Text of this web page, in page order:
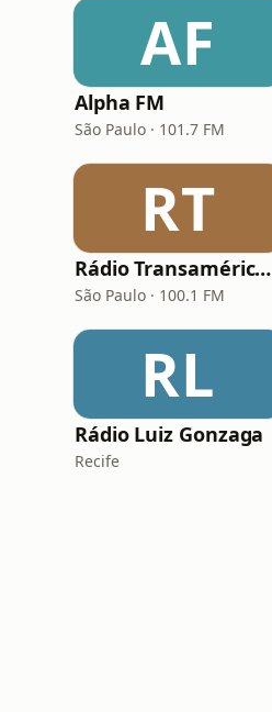
AF
Alpha FM
São Paulo · 101.7 FM
RT
Rádio Transamérica (TMC)
São Paulo · 100.1 FM
RL
Rádio Luiz Gonzaga
Recife